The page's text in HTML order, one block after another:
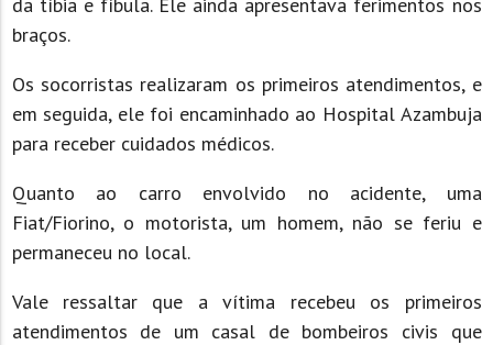
braços.
Os socorristas realizaram os primeiros atendimentos, e
em seguida, ele foi encaminhado ao Hospital Azambuja
para receber cuidados médicos.
Quanto ao carro envolvido no acidente, uma
Fiat/Fiorino, o motorista, um homem, não se feriu e
permaneceu no local.
Vale ressaltar que a vítima recebeu os primeiros
atendimentos de um casal de bombeiros civis que